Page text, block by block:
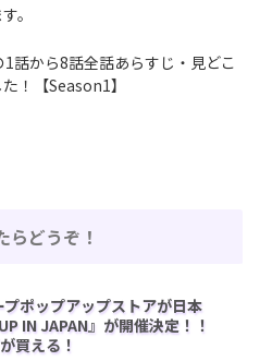
。
1話から8話全話あらすじ・見どこ
！【Season1】
らどうぞ！
プポップアップストアが日本
IN JAPAN』が開催決定！！
買える！